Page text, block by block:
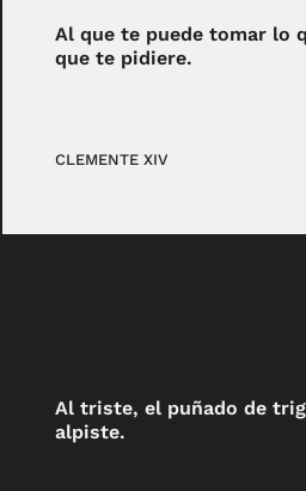
Al que te puede tomar lo
que te pidiere.
CLEMENTE XIV
Al triste, el puñado de
alpiste.